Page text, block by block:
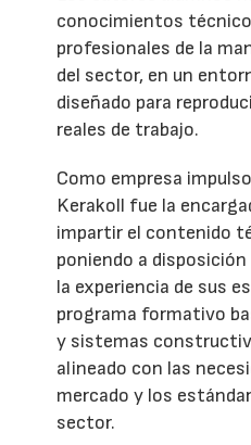
conocimientos
profesionales de la
del sector, en un
diseñado para
reales de trabajo.
Como empresa
Kerakoll fue la
impartir el contenido
poniendo a
la experiencia de sus
programa formativo
y sistemas
alineado con las
mercado y los
sector.